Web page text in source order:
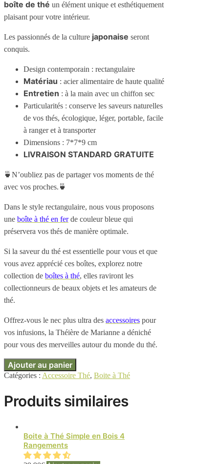
boîte de thé un élément unique et esthétiquement
plaisant pour votre intérieur.
Les passionnés de la culture japonaise seront
conquis.
Design contemporain : rectangulaire
Matériau : acier alimentaire de haute qualité
Entretien : à la main avec un chiffon sec
Particularités : conserve les saveurs naturelles
de vos thés, écologique, léger, portable, facile
à ranger et à transporter
Dimensions : 7*7*9 cm
LIVRAISON STANDARD GRATUITE
🍵N’oubliez pas de partager vos moments de thé
avec vos proches.🍵
Dans le style rectangulaire, nous vous proposons
une boîte à thé en ferde couleur bleue qui
préservera vos thés de manière optimale.
Si la saveur du thé est essentielle pour vous et que
vous avez apprécié ces boîtes, explorez notre
collection de boîtes à thé, elles raviront les
collectionneurs de beaux objets et les amateurs de
thé.
Offrez-vous le nec plus ultra des accessoires pour
vos infusions, la Théière de Marianne a déniché
pour vous des merveilles autour du monde du thé.
Ajouter au panier
Catégories : Accessoire Thé, Boite à Thé
Produits similaires
Boite à Thé Simple en Bois 4
Rangements